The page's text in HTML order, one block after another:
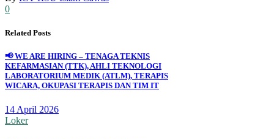
0
Related Posts
📢 WE ARE HIRING – TENAGA TEKNIS
KEFARMASIAN (TTK), AHLI TEKNOLOGI
LABORATORIUM MEDIK (ATLM), TERAPIS
WICARA, OKUPASI TERAPIS DAN TIM IT
14 April 2026
Loker